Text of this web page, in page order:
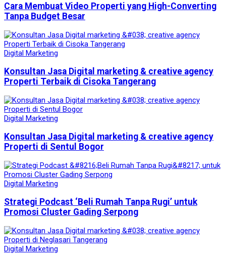
Cara Membuat Video Properti yang High-Converting
Tanpa Budget Besar
Digital Marketing
Konsultan Jasa Digital marketing & creative agency
Properti Terbaik di Cisoka Tangerang
Digital Marketing
Konsultan Jasa Digital marketing & creative agency
Properti di Sentul Bogor
Digital Marketing
Strategi Podcast ‘Beli Rumah Tanpa Rugi’ untuk
Promosi Cluster Gading Serpong
Digital Marketing